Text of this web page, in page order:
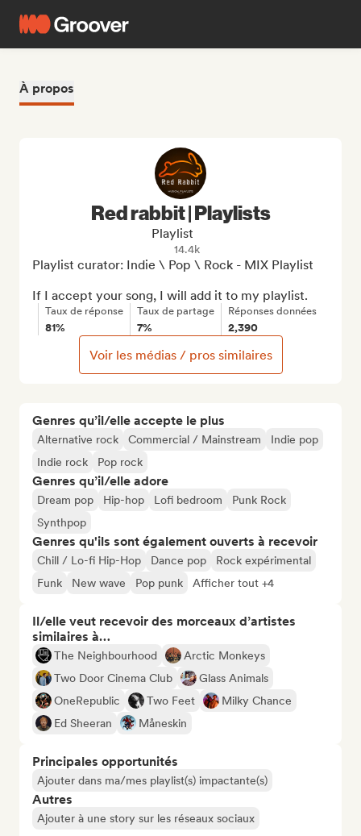
À propos
Genres qu’il/elle accepte le plus
Alternative rock Commercial / Mainstream
Indie pop
Indie rock
Pop rock
Genres qu’il/elle adore
Dream pop Hip-hop Lofi bedroom
Punk Rock
Synthpop
Genres qu'ils sont également ouverts à recevoir
Chill / Lo-fi Hip-Hop Dance pop
Rock expérimental
Funk
New wave Pop punk Afficher tout +4
Il/elle veut recevoir des morceaux d’artistes
similaires à…
The Neighbourhood
Arctic Monkeys
Two Door Cinema Club
Glass Animals
OneRepublic
Two Feet
Milky Chance
Ed Sheeran
Måneskin
Principales opportunités
Ajouter dans ma/mes playlist(s) impactante(s)
Autres
Ajouter à une story sur les réseaux sociaux
Red rabbit | Playlists
Playlist
14.4k
Playlist curator: Indie \ Pop \ Rock - MIX Playlist
If I accept your song, I will add it to my playlist.
Taux de réponse
81%
Taux de partage
7%
Réponses données
2,390
Voir les médias / pros similaires